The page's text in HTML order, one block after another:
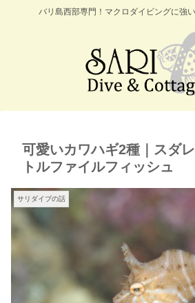
バリ島西部専門！マクロダイビングに強
可愛いカワハギ2種｜スダ
トルファイルフィッシュ
サリダイブの話